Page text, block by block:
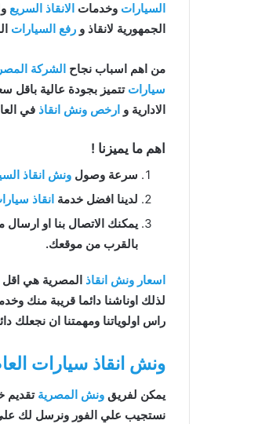
السيارات وخدمات الانقاذ السريع
الجمهورية لانقاذ و رفع السيارات
من اهم اسباب نجاح الشركة
سيارات تتميز بجودة عالية
الادارية و ارخص ونش انقاذ في
اهم ما يميزنا !
سرعة وصول ونش انقاذ
لدينا افضل خدمة انقاذ
يمكنك الاتصال بنا او
بالقرب من موقعك.
اسعار ونش انقاذ المصرية هي اقل
لذلك اوناشنا دائما قريبة منك
راس اولوياتنا ومهمتنا ان نجعلك
ونش انقاذ سيارات
يمكن لفريق ونش المصرية تقديم
نستجيب علي الفور ونرسل لك